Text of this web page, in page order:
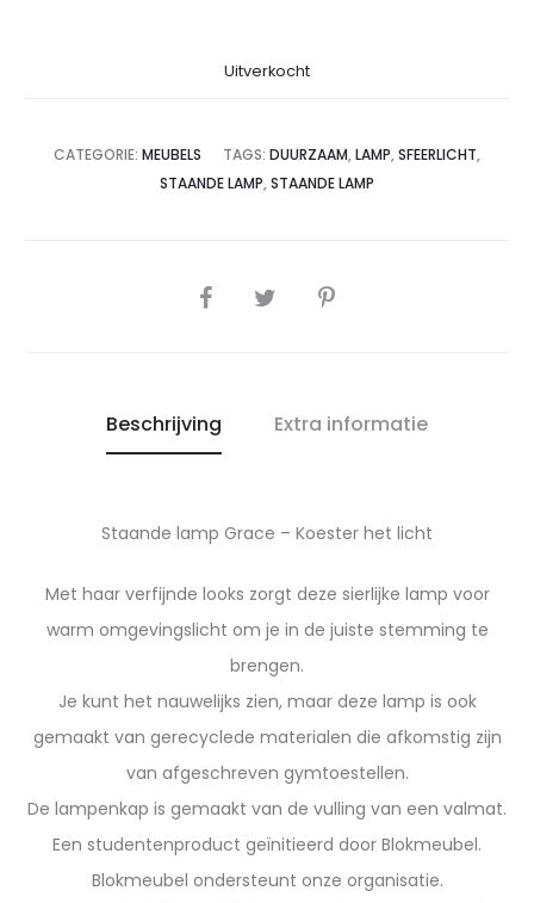
Uitverkocht
CATEGORIE: MEUBELS TAGS: DUURZAAM, LAMP, SFEERLICHT,
STAANDE LAMP, STAANDE LAMP
SHARE
Beschrijving Extra informatie
Staande lamp Grace – Koester het licht
Met haar verfijnde looks zorgt deze sierlijke lamp voor
warm omgevingslicht om je in de juiste stemming te
brengen.
Je kunt het nauwelijks zien, maar deze lamp is ook
gemaakt van gerecyclede materialen die afkomstig zijn
van afgeschreven gymtoestellen.
De lampenkap is gemaakt van de vulling van een valmat.
Een studentenproduct geïnitieerd door Blokmeubel.
Blokmeubel ondersteunt onze organisatie.